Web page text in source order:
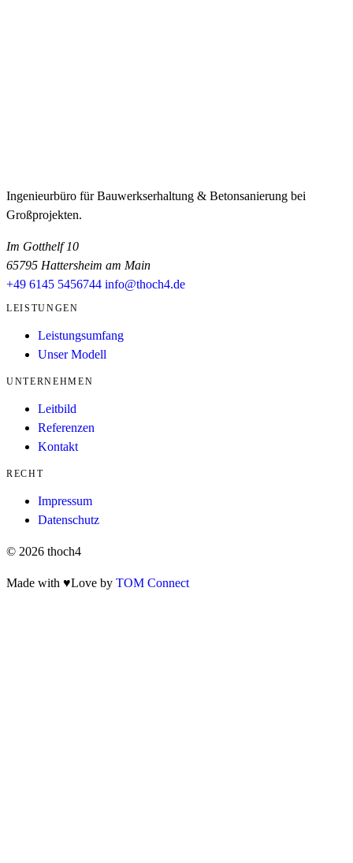
Ingenieurbüro für Bauwerkserhaltung & Betonsanierung bei
Großprojekten.
Im Gotthelf 10
65795 Hattersheim am Main
+49 6145 5456744 info@thoch4.de
LEISTUNGEN
Leistungsumfang
Unser Modell
UNTERNEHMEN
Leitbild
Referenzen
Kontakt
RECHT
Impressum
Datenschutz
© 2026 thoch4
Made with ♥Love by TOM Connect